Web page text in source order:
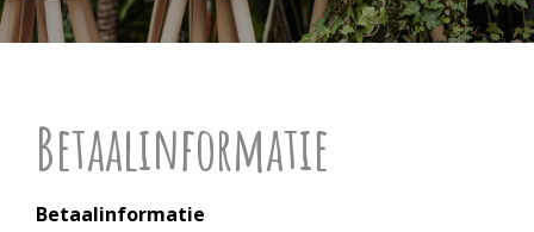
e
n
Betaalinformatie
Betaalinformatie